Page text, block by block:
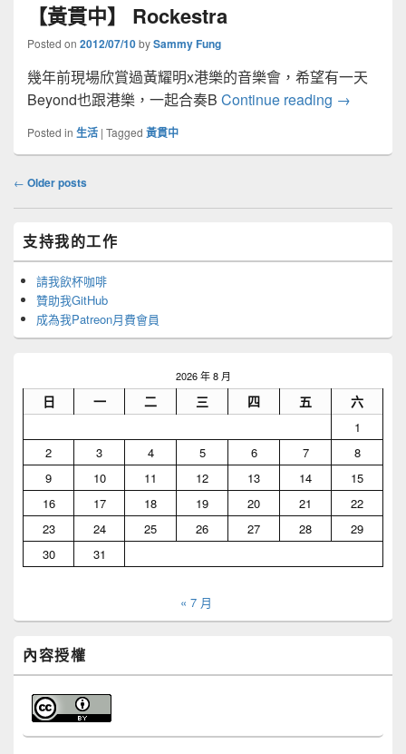
【黃貫中】 Rockestra
Posted on 2012/07/10bySammy Fung
幾年前現場欣賞過黃耀明x港樂的音樂會，希望有一天
Beyond也跟港樂，一起合奏B Continue reading 【黃貫中
→
Posted in 生活 | Tagged 黃貫中
Post
← Older posts
Primary
Sidebar
Widget
Area
支持我的工作
請我飲杯咖啡
贊助我GitHub
成為我Patreon月費會員
2026 年 8 月
日 一 二 三 四 五 六
1
2
3 4 5 6 7
8
9
10 11 12 13 14
15
16
17 18 19 20 21
22
23
24 25 26 27 28
29
30
31
« 7 月
內容授權